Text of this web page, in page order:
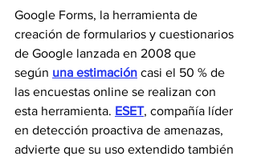
Google Forms, la herramienta de
creación de formularios y cuestionarios
de Google lanzada en 2008 que
según una estimación casi el 50 % de
las encuestas online se realizan con
esta herramienta. ESET, compañía líder
en detección proactiva de amenazas,
advierte que su uso extendido también